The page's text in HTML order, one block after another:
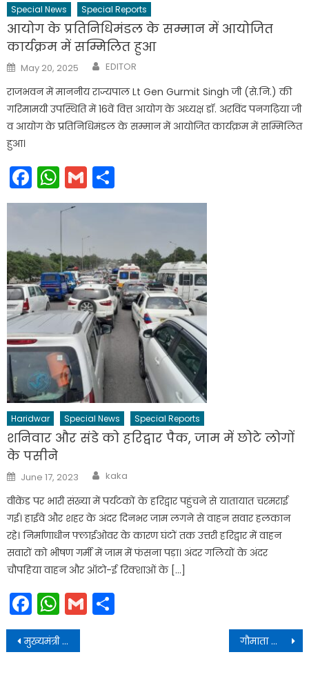
Special News
Special Reports
आयोग के प्रतिनिधिमंडल के सम्मान में आयोजित
कार्यक्रम में सम्मिलित हुआ
Posted
on
May 20, 2025 Author
EDITOR
राजभवन में माननीय राज्यपाल Lt Gen Gurmit Singh जी (से.नि.) की
गरिमामयी उपस्थिति में 16वें वित्त आयोग के अध्यक्ष डॉ. अरविंद पनगढ़िया जी
व आयोग के प्रतिनिधिमंडल के सम्मान में आयोजित कार्यक्रम में सम्मिलित
हुआ।
Facebook
WhatsApp
Gmail
Haridwar Special News Special Reports
शनिवार और संडे को हरिद्वार पैक, जाम में छोटे लोगों
के पसीने
Posted
on
June 17, 2023 Author
kaka
वीकेंड पर भारी संख्या में पर्यटकों के हरिद्वार पहुंचने से यातायात चरमराई
गई। हाईवे और शहर के अंदर दिनभर जाम लगने से वाहन सवार हलकान
रहे। निर्माणाधीन फ्लाईओवर के कारण घंटों तक उत्तरी हरिद्वार में वाहन
सवारों को भीषण गर्मी में जाम में फंसना पड़ा। अंदर गलियों के अंदर
चौपहिया वाहन और ऑटो-ई रिक्शाओं के […]
Facebook
WhatsApp
Gmail
Post
navigation
मुख्यमंत्री स्वरोजगार योजना 2.0 के अंतर्गत मिल रहा गौमाता की पूजा-अर्चना कर प्रदेश की खुशहाली, समृद्धि और जन कल्याण की कामना की